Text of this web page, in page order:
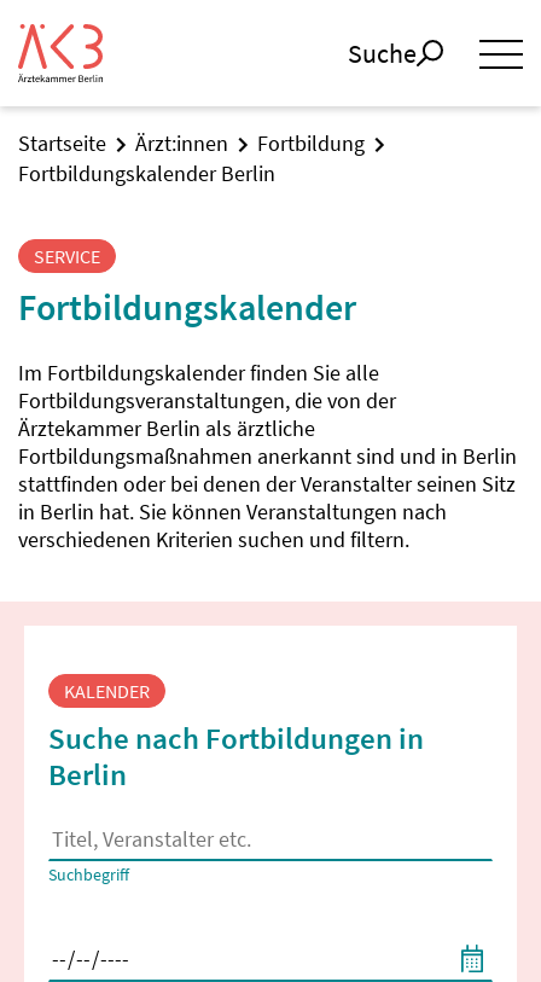
Suche
Startseite Ärzt:innen
Fortbildung
Fortbildungskalender Berlin
SERVICE
Fortbildungskalender
Im Fortbildungskalender finden Sie alle
Fortbildungsveranstaltungen, die von der
Ärztekammer Berlin als ärztliche
Fortbildungsmaßnahmen anerkannt sind und in Berlin
stattfinden oder bei denen der Veranstalter seinen Sitz
in Berlin hat. Sie können Veranstaltungen nach
verschiedenen Kriterien suchen und filtern.
Fortbildungssuche
KALENDER
Suche nach Fortbildungen in
Berlin
Es erscheinen Suchvorschläge, wenn mindestens 2 Zeichen
Suchbegriff